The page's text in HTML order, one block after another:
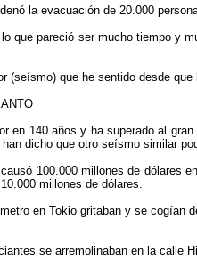
la evacuación de 20.000
que pareció ser mucho tiempo y
(seísmo) que he sentido desde
en 140 años y ha superado al
dicho que otro seísmo similar
100.000 millones de dólares
millones de dólares.
en Tokio gritaban y se
se arremolinaban en la calle